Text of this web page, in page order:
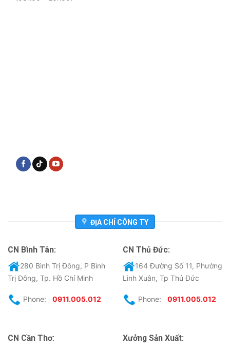
ĐỊA CHỈ CÔNG TY
CN Bình Tân:
280 Bình Trị Đông, P Bình
Trị Đông, Tp. Hồ Chí Minh
Phone: 0911.005.012
CN Thủ Đức:
164 Đường Số 11, Phường
Linh Xuân, Tp Thủ Đức
Phone: 0911.005.012
CN Cần Thơ: Xưởng Sản Xuất: